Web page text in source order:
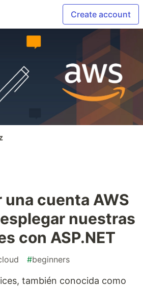
Create account
cuenta AWS
nuestras
con ASP.NET
#beginners
también conocida como